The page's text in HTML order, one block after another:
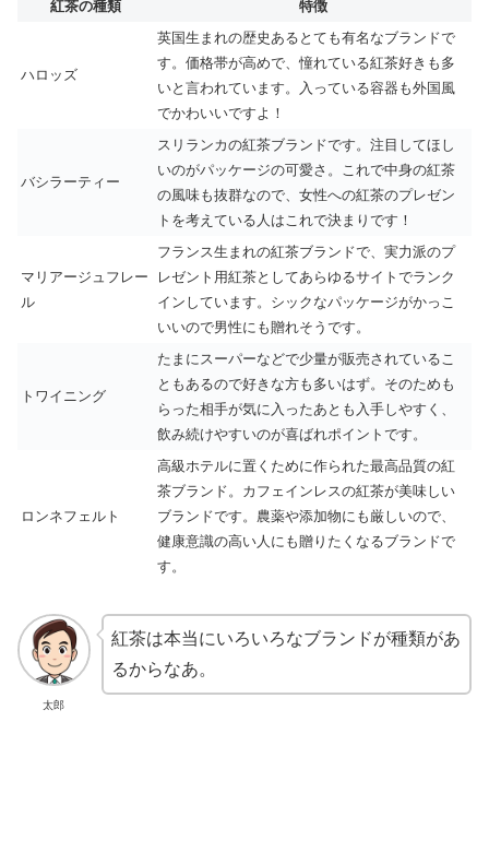
紅茶の種類 特徴
ハロッズ
英国生まれの歴史あるとても有名なブランドで
す。価格帯が高めで、憧れている紅茶好きも多
いと言われています。入っている容器も外国風
でかわいいですよ！
バシラーティー
スリランカの紅茶ブランドです。注目してほし
いのがパッケージの可愛さ。これで中身の紅茶
の風味も抜群なので、女性への紅茶のプレゼン
トを考えている人はこれで決まりです！
マリアージュフレー
ル
フランス生まれの紅茶ブランドで、実力派のプ
レゼント用紅茶としてあらゆるサイトでランク
インしています。シックなパッケージがかっこ
いいので男性にも贈れそうです。
トワイニング
たまにスーパーなどで少量が販売されているこ
ともあるので好きな方も多いはず。そのためも
らった相手が気に入ったあとも入手しやすく、
飲み続けやすいのが喜ばれポイントです。
ロンネフェルト
高級ホテルに置くために作られた最高品質の紅
茶ブランド。カフェインレスの紅茶が美味しい
ブランドです。農薬や添加物にも厳しいので、
健康意識の高い人にも贈りたくなるブランドで
す。
太郎
紅茶は本当にいろいろなブランドが種類があ
るからなあ。